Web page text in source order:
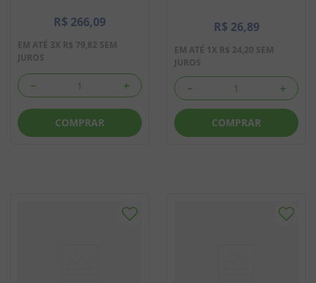
R$ 266,09
EM ATÉ 3X R$ 79,82 SEM
JUROS
＋
－
COMPRAR
R$ 26,89
EM ATÉ 1X R$ 24,20 SEM
JUROS
＋
－
COMPRAR